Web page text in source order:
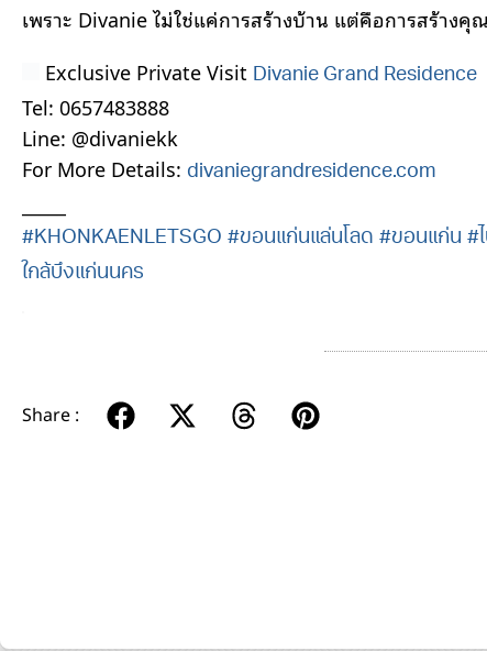
เพราะ Divanie ไม่ใช่แค่การสร้างบ้าน แต่คือการสร้าง
Exclusive Private Visit​ Divanie Grand Residence
Tel: 0657483888
​Line: @divaniekk​
For More Details:​ divaniegrandresidence.com
#KHONKAENLETSGO #ขอนแก่นแล่นโลด #ขอนแก่น #
ใกล้บึงแก่นนคร
Share :